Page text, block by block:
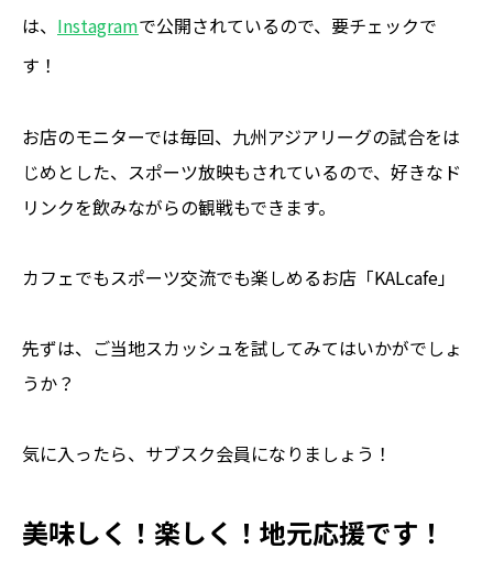
は、 Instagramで公開されているので、要チェックで
す！
お店のモニターでは毎回、九州アジアリーグの試合をは
じめとした、スポーツ放映もされているので、好きなド
リンクを飲みながらの観戦もできます。
カフェでもスポーツ交流でも楽しめるお店「KALcafe」
先ずは、ご当地スカッシュを試してみてはいかがでしょ
うか？
気に入ったら、サブスク会員になりましょう！
美味しく！楽しく！地元応援です！